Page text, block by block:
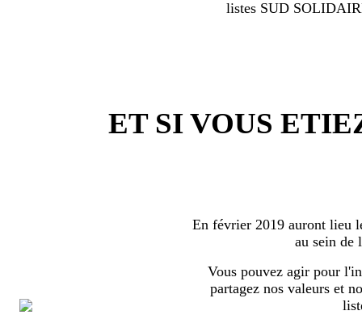
listes SUD
ET SI VOUS
En février 2019 auront lieu
au sein de
Vous pouvez agir pour
partagez nos valeurs et